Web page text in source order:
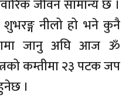
जीवन सामान्य छ ।
नीलो हो भने कुनै
जानु अघि आज ॐ
कम्तीमा २३ पटक जप
।